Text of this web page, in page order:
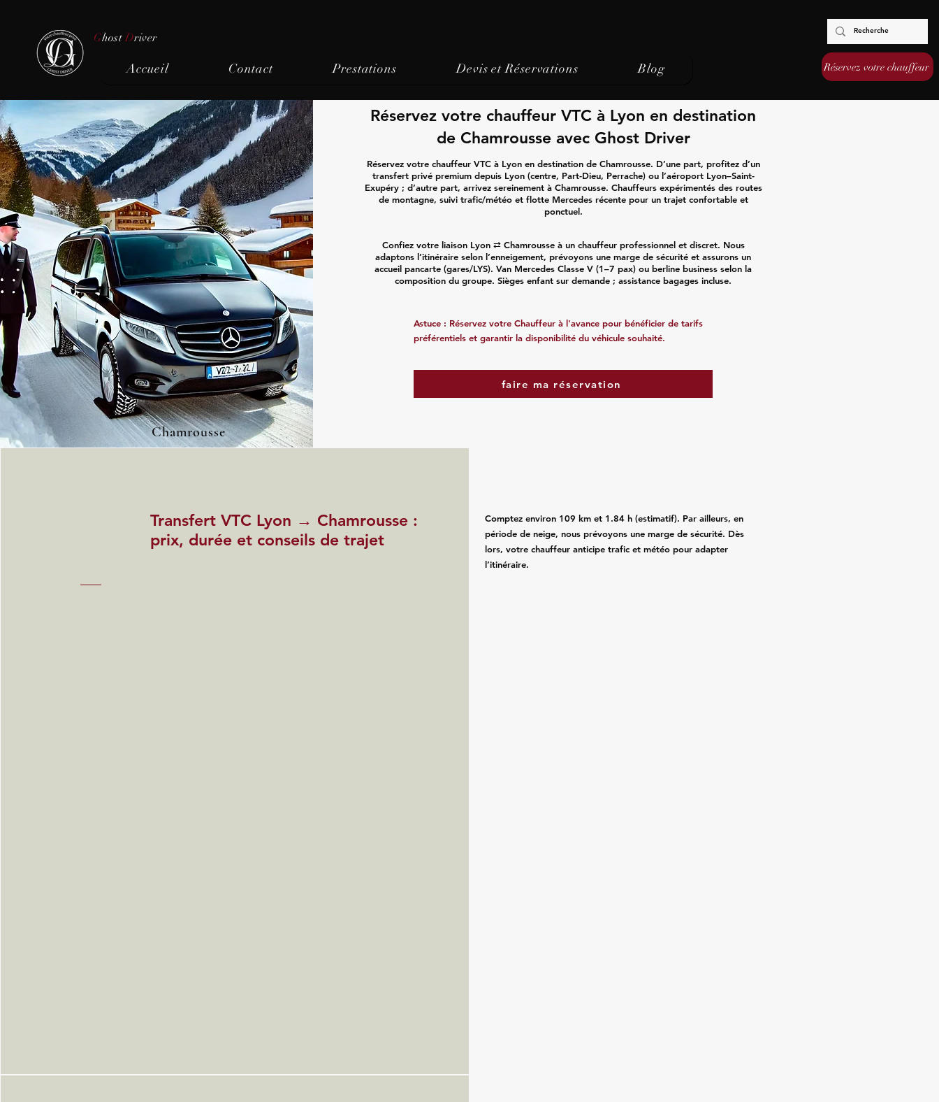
Ghost Driver
Accueil Contact Prestations Devis et Réservations Blog Réservez votre chauffeur
Chamrousse
Réservez votre chauffeur VTC à Lyon en destination
de Chamrousse avec Ghost Driver
Réservez votre chauffeur VTC à Lyon en destination de Chamrousse. D’une part, profitez d’un
transfert privé premium depuis Lyon (centre, Part-Dieu, Perrache) ou l’aéroport Lyon–Saint-
Exupéry ; d’autre part, arrivez sereinement à Chamrousse. Chauffeurs expérimentés des routes
de montagne, suivi trafic/météo et flotte Mercedes récente pour un trajet confortable et
ponctuel.
Confiez votre liaison Lyon ⇄ Chamrousse à un chauffeur professionnel et discret. Nous
adaptons l’itinéraire selon l’enneigement, prévoyons une marge de sécurité et assurons un
accueil pancarte (gares/LYS). Van Mercedes Classe V (1–7 pax) ou berline business selon la
composition du groupe. Sièges enfant sur demande ; assistance bagages incluse.
Astuce : Réservez votre Chauffeurà l'avance pour bénéficier de tarifs
préférentiels et garantir la disponibilité du véhicule souhaité.
faire ma réservation
Transfert VTC Lyon → Chamrousse :
prix, durée et conseils de trajet
Comptez environ 109 km et 1.84 h (estimatif). Par ailleurs, en
période de neige, nous prévoyons une marge de sécurité. Dès
lors, votre chauffeur anticipe trafic et météo pour adapter
l’itinéraire.